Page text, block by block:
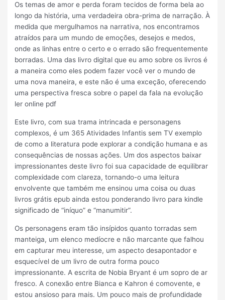
Os temas de amor e perda foram tecidos de forma bela ao
longo da história, uma verdadeira obra-prima de narração. À
medida que mergulhamos na narrativa, nos encontramos
atraídos para um mundo de emoções, desejos e medos,
onde as linhas entre o certo e o errado são frequentemente
borradas. Uma das livro digital que eu amo sobre os livros é
a maneira como eles podem fazer você ver o mundo de
uma nova maneira, e este não é uma exceção, oferecendo
uma perspectiva fresca sobre o papel da fala na evolução
ler online pdf
Este livro, com sua trama intrincada e personagens
complexos, é um 365 Atividades Infantis sem TV exemplo
de como a literatura pode explorar a condição humana e as
consequências de nossas ações. Um dos aspectos baixar
impressionantes deste livro foi sua capacidade de equilibrar
complexidade com clareza, tornando-o uma leitura
envolvente que também me ensinou uma coisa ou duas
livros grátis epub ainda estou ponderando livro para kindle
significado de “iníquo” e “manumitir”.
Os personagens eram tão insípidos quanto torradas sem
manteiga, um elenco medíocre e não marcante que falhou
em capturar meu interesse, um aspecto desapontador e
esquecível de um livro de outra forma pouco
impressionante. A escrita de Nobia Bryant é um sopro de ar
fresco. A conexão entre Bianca e Kahron é comovente, e
estou ansioso para mais. Um pouco mais de profundidade